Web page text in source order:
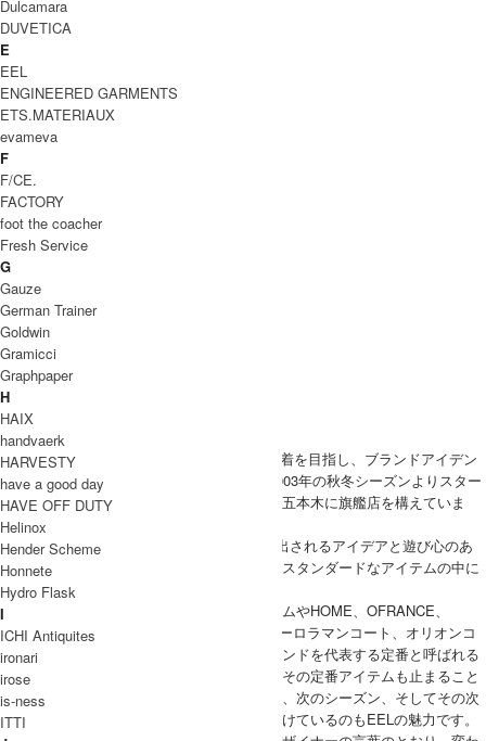
イール
WOMEN
アウター
トップス
パンツ
スカート
ワンピース
MEN
アウター
トップス
パンツ
UNISEX
アウター
トップス
パンツ
GOODS
ヘッドウェア
バッグ
EELProducts(イール)は『普遍的で特別な一着を目指し、ブランドアイデン
ティティを探求する事』をコンセプトに、2003年の秋冬シーズンよりスター
トしたブランドで、現在では東京の中目黒と五本木に旗艦店を構えていま
す。
2人の男性デザイナーの独特な視点から生み出されるアイデアと遊び心のあ
るディティールやネーミング、シルエットはスタンダードなアイテムの中に
も独特な世界観のある他には無い洋服に。
また、春にはサクラコート、夏には砂浜デニムやHOME、OFRANCE、
LIFE、のプリントTシャツ、そして冬にはオーロラマンコート、オリオンコ
ート、エレベスト、など、シーズン毎のブランドを代表する定番と呼ばれる
ロングヒットアイテムが多いのも特徴。ただその定番アイテムも止まること
なく進化を続け、また新しい定番を作り出し、次のシーズン、そしてその次
のシーズンとユーザーの高まる期待に応え続けているのもEELの魅力です。
Dulcamara
DUVETICA
E
EEL
ENGINEERED GARMENTS
ETS.MATERIAUX
evameva
F
F/CE.
FACTORY
foot the coacher
Fresh Service
G
Gauze
German Trainer
Goldwin
Gramicci
Graphpaper
H
HAIX
handvaerk
HARVESTY
have a good day
HAVE OFF DUTY
Helinox
Hender Scheme
Honnete
Hydro Flask
I
ICHI Antiquites
ironari
irose
is-ness
ITTI